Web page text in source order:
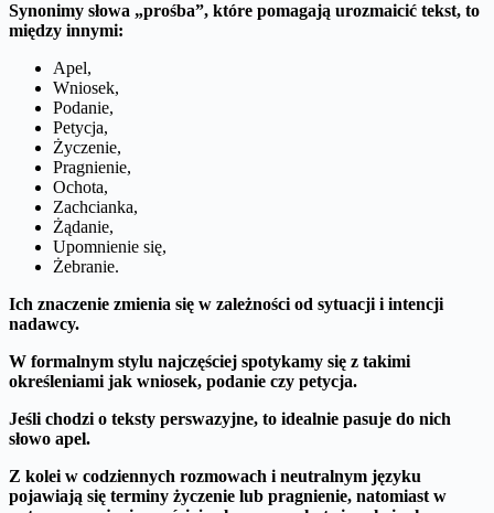
Synonimy słowa „prośba”, które pomagają urozmaicić tekst, to
między innymi:
Apel,
Wniosek,
Podanie,
Petycja,
Życzenie,
Pragnienie,
Ochota,
Zachcianka,
Żądanie,
Upomnienie się,
Żebranie.
Ich znaczenie zmienia się w zależności od sytuacji i intencji
nadawcy.
W formalnym stylu najczęściej spotykamy się z takimi
określeniami jak wniosek, podanie czy petycja.
Jeśli chodzi o teksty perswazyjne, to idealnie pasuje do nich
słowo apel.
Z kolei w codziennych rozmowach i neutralnym języku
pojawiają się terminy życzenie lub pragnienie, natomiast w